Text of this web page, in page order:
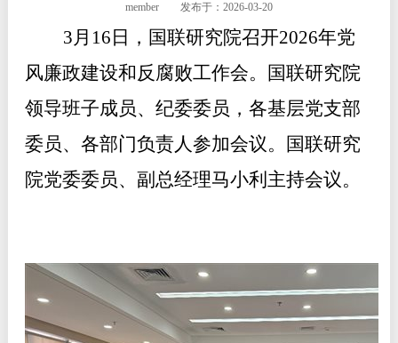
member 发布于：2026-03-20
3月16日，国联研究院召开2026年党
风廉政建设和反腐败工作会。国联研究院
领导班子成员、纪委委员，各基层党支部
委员、各部门负责人参加会议。国联研究
院党委委员、副总经理马小利主持会议。